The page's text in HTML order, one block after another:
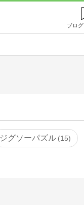
ブログ
ジグソーパズル 15